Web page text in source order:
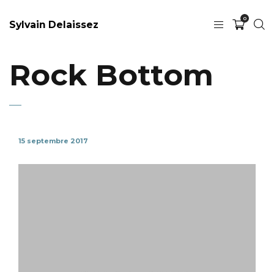
Sylvain Delaissez
0
Rock Bottom
15 septembre 2017